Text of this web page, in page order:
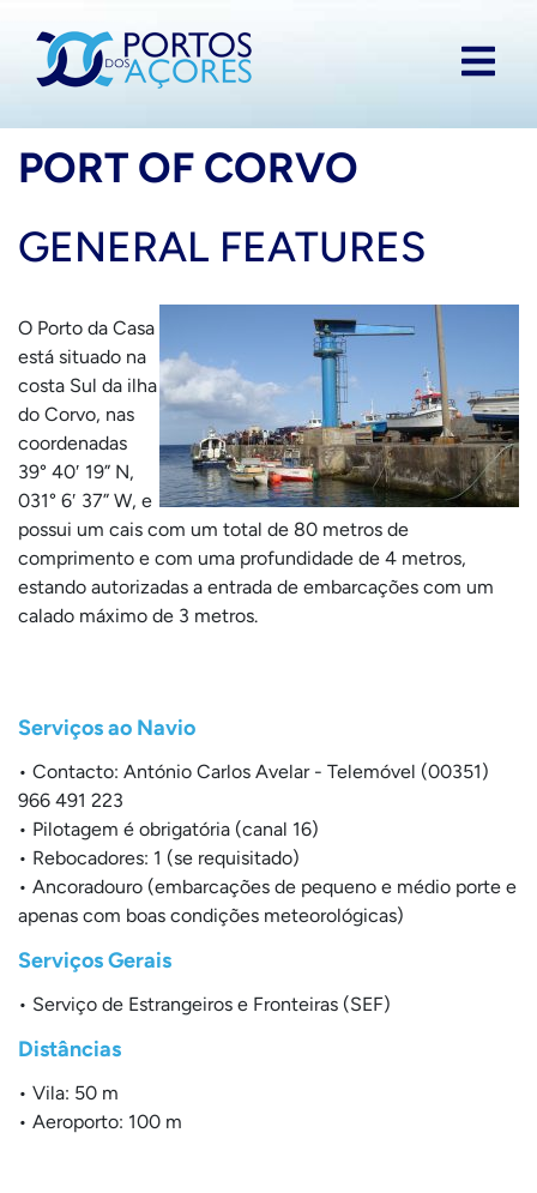
PORT OF CORVO
GENERAL FEATURES
O Porto da Casa
está situado na
costa Sul da ilha
do Corvo, nas
coordenadas
39° 40′ 19” N,
031° 6′ 37” W, e
possui um cais com um total de 80 metros de
comprimento e com uma profundidade de 4 metros,
estando autorizadas a entrada de embarcações com um
calado máximo de 3 metros.
Serviços ao Navio
• Contacto: António Carlos Avelar - Telemóvel (00351)
966 491 223
• Pilotagem é obrigatória (canal 16)
• Rebocadores: 1 (se requisitado)
• Ancoradouro (embarcações de pequeno e médio porte e
apenas com boas condições meteorológicas)
Serviços Gerais
• Serviço de Estrangeiros e Fronteiras (SEF)
Distâncias
• Vila: 50 m
• Aeroporto: 100 m